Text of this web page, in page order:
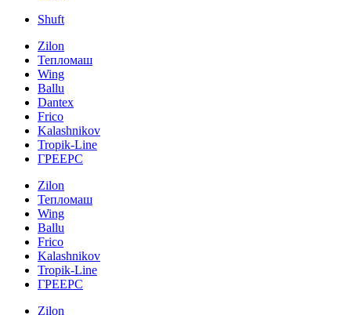
Shuft
Zilon
Тепломаш
Wing
Ballu
Dantex
Frico
Kalashnikov
Tropik-Line
ГРЕЕРС
Zilon
Тепломаш
Wing
Ballu
Frico
Kalashnikov
Tropik-Line
ГРЕЕРС
Zilon